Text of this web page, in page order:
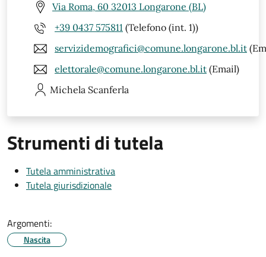
Via Roma, 60 32013 Longarone (BL)
+39 0437 575811 (Telefono (int. 1))
servizidemografici@comune.longarone.bl.it
elettorale@comune.longarone.bl.it (Email)
Michela Scanferla
Strumenti di tutela
Tutela amministrativa
Tutela giurisdizionale
Argomenti:
Nascita